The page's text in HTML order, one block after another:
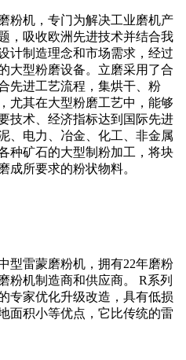
粉机，专门为解决工业磨机产
，吸收欧洲先进技术并结合我
计制造理念和市场需求，经过
大型粉磨设备。立磨采用了合
先进工艺流程，集烘干、粉
尤其在大型粉磨工艺中，能够
技术、经济指标达到国际先进
、电力、冶金、化工、非金属
种矿石的大型制粉加工，将块
成所要求的粉状物料。
型雷蒙磨粉机，拥有22年磨粉
粉机制造商和供应商。 R系列
专家优化升级改造，具有低损
面积小等优点，它比传统的雷